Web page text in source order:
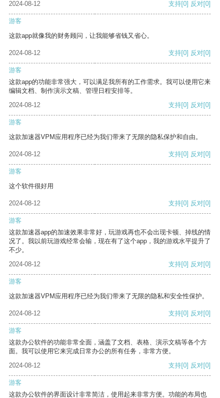
2024-08-12 支持[0] 反对[0]
游客
这款app就像我的财务顾问，让我能够省钱又省心。
2024-08-12 支持[0] 反对[0]
游客
这款app的功能非常强大，可以满足我所有的工作需求。我可以使用它来
编辑文档、制作演示文稿、管理日程安排等。
2024-08-12
支持[0] 反对[0]
游客
这款加速器VPM应用程序已经为我们带来了无限的隐私保护和自由。
2024-08-12 支持[0] 反对[0]
游客
这个软件很好用
2024-08-12 支持[0] 反对[0]
游客
这款加速器app的加速效果非常好，玩游戏再也不会出现卡顿、掉线的情
况了。我以前玩游戏经常会输，现在有了这个app，我的游戏水平提升了
不少。
2024-08-12
支持[0] 反对[0]
游客
这款加速器VPM应用程序已经为我们带来了无限的隐私和安全性保护。
2024-08-12 支持[0] 反对[0]
游客
这款办公软件的功能非常全面，涵盖了文档、表格、演示文稿等各个方
面。我可以使用它来完成日常办公的所有任务，非常方便。
2024-08-12
支持[0] 反对[0]
游客
这款办公软件的界面设计非常简洁，使用起来非常方便。功能的布局也